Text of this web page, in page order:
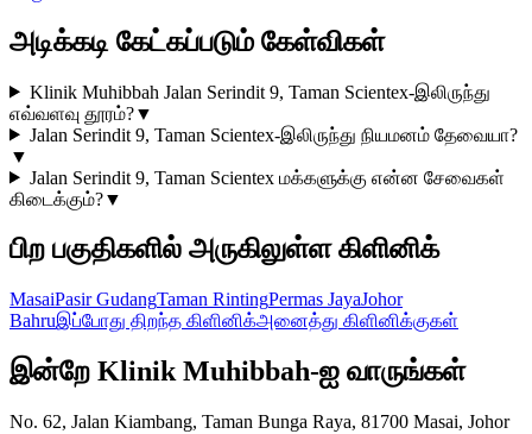
அடிக்கடி கேட்கப்படும் கேள்விகள்
Klinik Muhibbah Jalan Serindit 9, Taman Scientex-இலிருந்து
எவ்வளவு தூரம்?▼
Jalan Serindit 9, Taman Scientex-இலிருந்து நியமனம் தேவையா?
▼
Jalan Serindit 9, Taman Scientex மக்களுக்கு என்ன சேவைகள்
கிடைக்கும்?▼
பிற பகுதிகளில் அருகிலுள்ள கிளினிக்
MasaiPasir GudangTaman RintingPermas JayaJohor
Bahruஇப்போது திறந்த கிளினிக்அனைத்து கிளினிக்குகள்
இன்றே Klinik Muhibbah-ஐ வாருங்கள்
No. 62, Jalan Kiambang, Taman Bunga Raya, 81700 Masai, Johor